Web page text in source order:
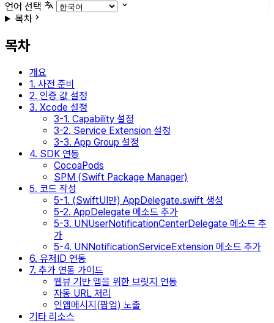
언어 선택
목차
목차
개요
1. 사전 준비
2. 인증 값 설정
3. Xcode 설정
3-1. Capability 설정
3-2. Service Extension 설정
3-3. App Group 설정
4. SDK 연동
CocoaPods
SPM (Swift Package Manager)
5. 코드 작성
5-1. (SwiftUI만) AppDelegate.swift 생성
5-2. AppDelegate 메소드 추가
5-3. UNUserNotificationCenterDelegate 메소드 추
가
5-4. UNNotificationServiceExtension 메소드 추가
6. 유저ID 연동
7. 추가 연동 가이드
웹뷰 기반 앱을 위한 브릿지 연동
자동 URL 처리
인앱메시지(팝업) 노출
기타 리소스